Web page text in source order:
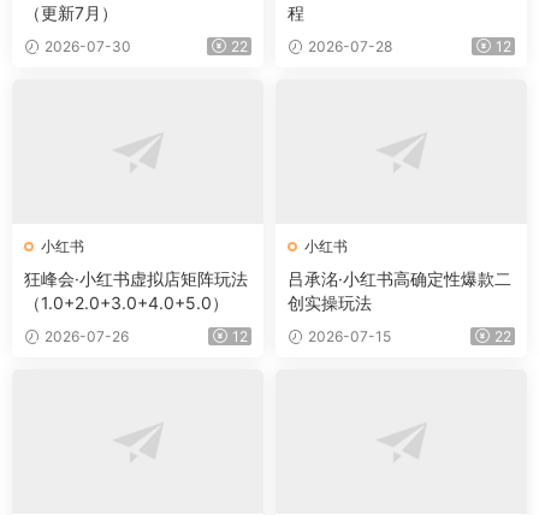
（更新7月）
2026-07-30 22
程
2026-07-28 12
小红书
狂峰会·小红书虚拟店矩阵玩法
（1.0+2.0+3.0+4.0+5.0）
2026-07-26 12
小红书
吕承洺·小红书高确定性爆款二
创实操玩法
2026-07-15 22